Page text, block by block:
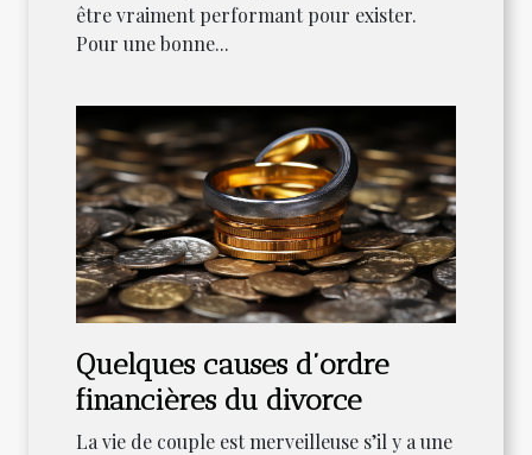
être vraiment performant pour exister.
Pour une bonne...
Quelques causes d’ordre
financières du divorce
La vie de couple est merveilleuse s’il y a une